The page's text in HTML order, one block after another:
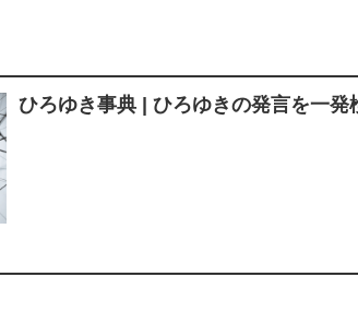
ひろゆき事典 | ひろゆきの発言を一発